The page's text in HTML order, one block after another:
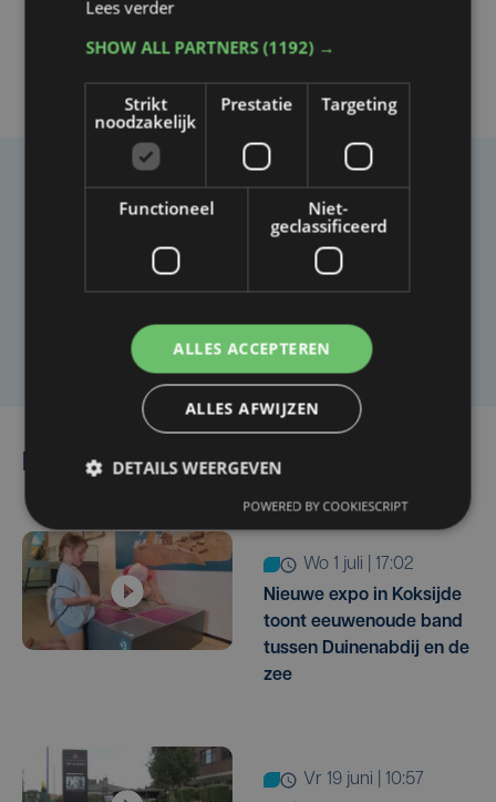
Taalfout opgemerkt?
Heb je een taal- of schrijffout opgemerkt in dit
Laat het ons weten
Lees ook
wo 1 juli | 17:02
Nieuwe expo in Koksijde
toont eeuwenoude band
tussen Duinenabdij en de
zee
vr 19 juni | 10:57
Lees verder
SHOW ALL PARTNERS(1192) →
Strikt
noodzakelijk
Prestatie Targeting
Functioneel
Niet-
geclassificeerd
ALLES ACCEPTEREN
ALLES AFWIJZEN
DETAILS WEERGEVEN
POWERED BY COOKIESCRIPT